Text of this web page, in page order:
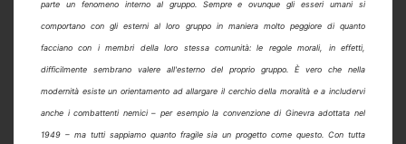
parte un fenomeno interno al gruppo. Sempre e ovunque gli esseri umani si
comportano con gli esterni al loro gruppo in maniera molto peggiore di quanto
facciano con i membri della loro stessa comunità: le regole morali, in effetti,
difficilmente sembrano valere all'esterno del proprio gruppo. È vero che nella
modernità esiste un orientamento ad allargare il cerchio della moralità e a includervi
anche i combattenti nemici – per esempio la convenzione di Ginevra adottata nel
1949 – ma tutti sappiamo quanto fragile sia un progetto come questo. Con tutta